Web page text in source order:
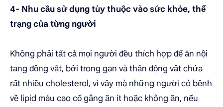
4- Nhu cầu sử dụng tùy thuộc vào sức khỏe, thể
trạng của từng người
Không phải tất cả mọi người đều thích hợp để ăn nội
tạng động vật, bởi trong gan và thận động vật chứa
rất nhiều cholesterol, vì vậy mà những người có bệnh
về lipid máu cao cố gắng ăn ít hoặc không ăn, nếu